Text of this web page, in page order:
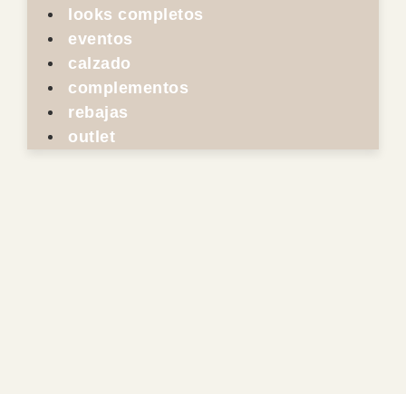
looks completos
eventos
calzado
complementos
rebajas
outlet